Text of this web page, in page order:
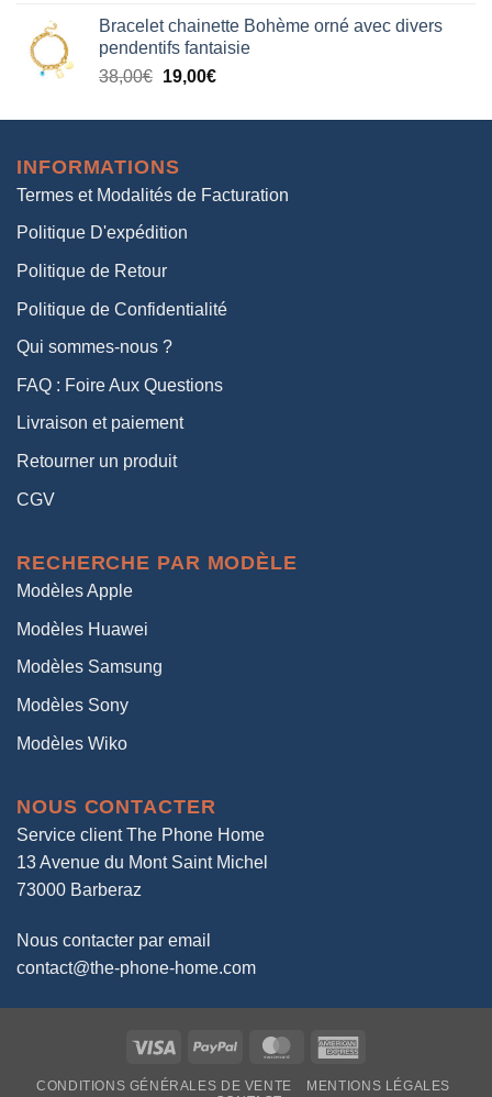
initial
était :
38,00€.
actuel
est :
19,00€.
Bracelet chainette Bohème orné avec divers
pendentifs fantaisie
38,00€ Le
initial
38,00€.
19,00€Le
actuel
INFORMATIONS
Termes et Modalités de Facturation
Politique D'expédition
Politique de Retour
Politique de Confidentialité
Qui sommes-nous ?
FAQ : Foire Aux Questions
Livraison et paiement
Retourner un produit
CGV
RECHERCHE PAR MODÈLE
Modèles Apple
Modèles Huawei
Modèles Samsung
Modèles Sony
Modèles Wiko
NOUS CONTACTER
Service client The Phone Home
13 Avenue du Mont Saint Michel
73000 Barberaz
Nous contacter par email
contact@the-phone-home.com
Visa PayPal MasterCard
CONDITIONS GÉNÉRALES DE VENTE
MENTIONS LÉGALES